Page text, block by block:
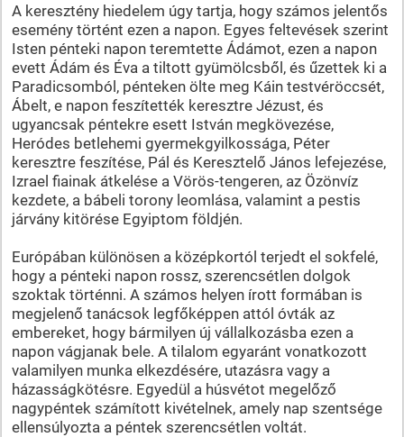
A keresztény hiedelem úgy tartja, hogy számos jelentős
esemény történt ezen a napon. Egyes feltevések szerint
Isten pénteki napon teremtette Ádámot, ezen a napon
evett Ádám és Éva a tiltott gyümölcsből, és űzettek ki a
Paradicsomból, pénteken ölte meg Káin testvéröccsét,
Ábelt, e napon feszítették keresztre Jézust, és
ugyancsak péntekre esett István megkövezése,
Heródes betlehemi gyermekgyilkossága, Péter
keresztre feszítése, Pál és Keresztelő János lefejezése,
Izrael fiainak átkelése a Vörös-tengeren, az Özönvíz
kezdete, a bábeli torony leomlása, valamint a pestis
járvány kitörése Egyiptom földjén.
Európában különösen a középkortól terjedt el sokfelé,
hogy a pénteki napon rossz, szerencsétlen dolgok
szoktak történni. A számos helyen írott formában is
megjelenő tanácsok legfőképpen attól óvták az
embereket, hogy bármilyen új vállalkozásba ezen a
napon vágjanak bele. A tilalom egyaránt vonatkozott
valamilyen munka elkezdésére, utazásra vagy a
házasságkötésre. Egyedül a húsvétot megelőző
nagypéntek számított kivételnek, amely nap szentsége
ellensúlyozta a péntek szerencsétlen voltát.